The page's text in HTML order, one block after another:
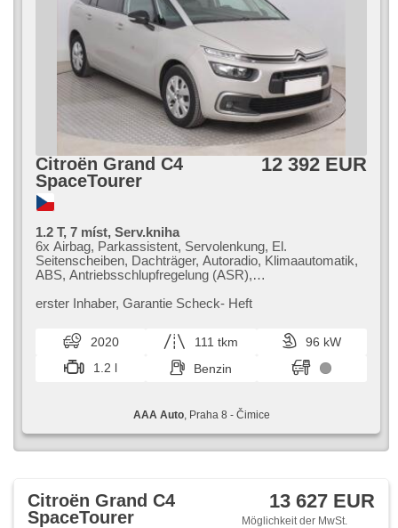
Citroën Grand C4
SpaceTourer
12 392 EUR
1.2 T, 7 míst, Serv.kniha
6x Airbag, Parkassistent, Servolenkung, El.
Seitenscheiben, Dachträger, Autoradio, Klimaautomatik,
ABS, Antriebsschlupfregelung (ASR),
Elektronisches Stabilitätsprogramm (ESP),
Scheibenwischersensor, starten per Taste,
Reifendrucksensor, USB, Handgetriebe
erster Inhaber,​ Garantie Scheck​- Heft
2020 111 tkm
96 kW
1.2 l
Benzin
AAA Auto, Praha 8 - Čimice
Citroën Grand C4
SpaceTourer
13 627 EUR
Möglichkeit der MwSt.